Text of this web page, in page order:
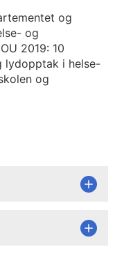
og
og
2019: 10
lydopptak i helse-
og